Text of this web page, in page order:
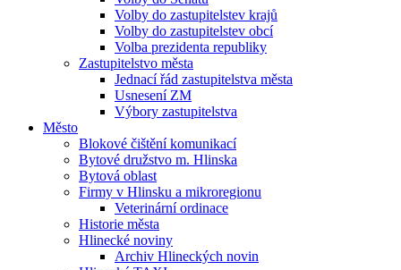
Volby do zastupitelstev krajů
Volby do zastupitelstev obcí
Volba prezidenta republiky
Zastupitelstvo města
Jednací řád zastupitelstva města
Usnesení ZM
Výbory zastupitelstva
Město
Blokové čištění komunikací
Bytové družstvo m. Hlinska
Bytová oblast
Firmy v Hlinsku a mikroregionu
Veterinární ordinace
Historie města
Hlinecké noviny
Archiv Hlineckých novin